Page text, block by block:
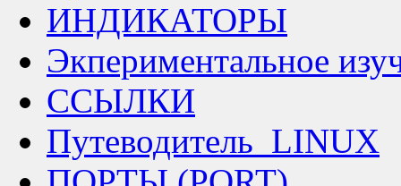
ИНДИКАТОРЫ
Экпериментальное
ССЫЛКИ
Путеводитель_LINUX